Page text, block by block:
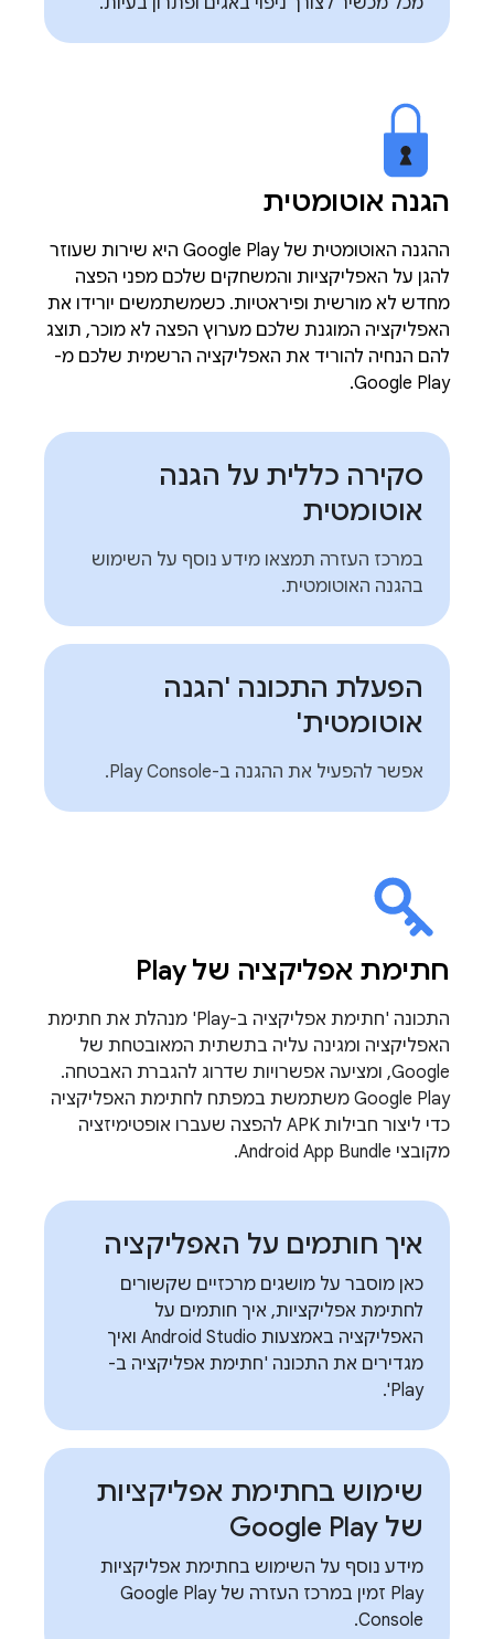
הגנה אוטומטית
ההגנה האוטומטית של Google Play היא שירות שעוזר
להגן על האפליקציות והמשחקים שלכם מפני הפצה
מחדש לא מורשית ופיראטיות. כשמשתמשים יורידו את
האפליקציה המוגנת שלכם מערוץ הפצה לא מוכר, תוצג
להם הנחיה להוריד את האפליקציה הרשמית שלכם מ-
Google Play.
סקירה כללית על הגנה
אוטומטית
במרכז העזרה תמצאו מידע נוסף על השימוש
בהגנה האוטומטית.
הפעלת התכונה 'הגנה
אוטומטית'
אפשר להפעיל את ההגנה ב-Play Console.
חתימת אפליקציה של Play
התכונה 'חתימת אפליקציה ב-Play' מנהלת את חתימת
האפליקציה ומגינה עליה בתשתית המאובטחת של
Google, ומציעה אפשרויות שדרוג להגברת האבטחה.
Google Play משתמשת במפתח לחתימת האפליקציה
כדי ליצור חבילות APK להפצה שעברו אופטימיזציה
מקובצי Android App Bundle.
איך חותמים על האפליקציה
כאן מוסבר על מושגים מרכזיים שקשורים
לחתימת אפליקציות, איך חותמים על
האפליקציה באמצעות Android Studio ואיך
מגדירים את התכונה 'חתימת אפליקציה ב-
Play'.
שימוש בחתימת אפליקציות
של Google Play
מידע נוסף על השימוש בחתימת אפליקציות
Play זמין במרכז העזרה של Google Play
Console.